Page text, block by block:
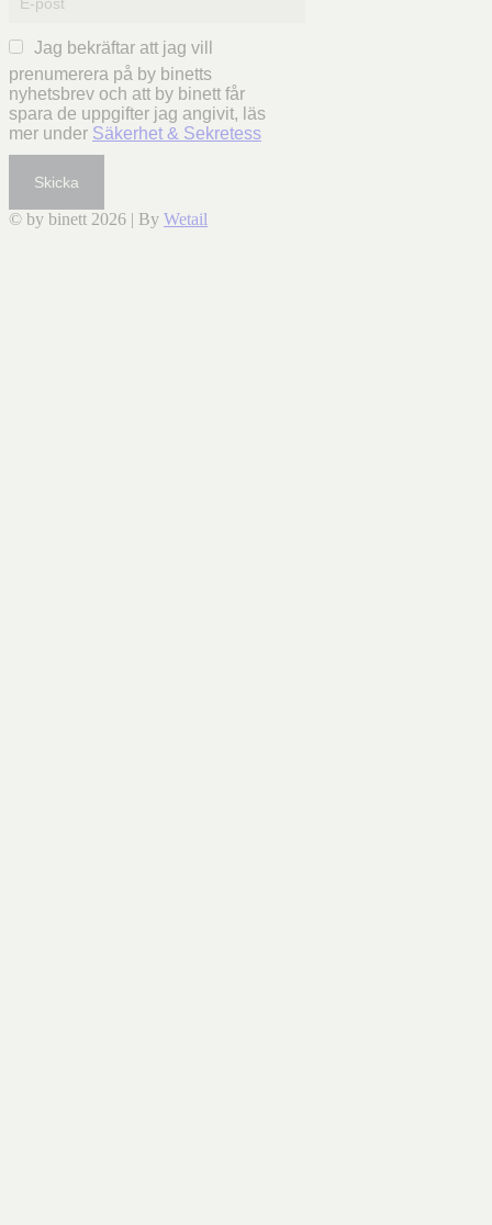
Jag bekräftar att jag vill
prenumerera på by binetts
nyhetsbrev och att by binett får
spara de uppgifter jag angivit, läs
mer under Säkerhet & Sekretess
Skicka
© by binett 2026 | By Wetail